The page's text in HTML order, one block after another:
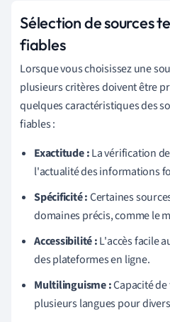
Sélection de sources
fiables
Lorsque vous choisissez une
plusieurs critères doivent être
quelques caractéristiques des
fiables :
Exactitude :La vérification
l'actualité des informations
Spécificité :Certaines
domaines précis, comme le
Accessibilité :L'accès facile
des plateformes en ligne.
Multilinguisme :Capacité
plusieurs langues pour